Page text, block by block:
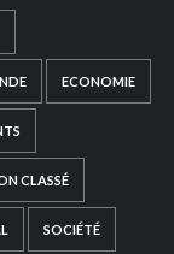
ECONOMIE
CLASSÉ
SOCIÉTÉ